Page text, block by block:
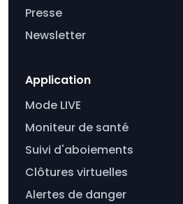
Presse
Newsletter
Application
Mode LIVE
Moniteur de santé
Suivi d'aboiements
Clôtures virtuelles
Alertes de danger